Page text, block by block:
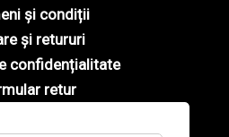
și condiții
și retururi
confidențialitate
retur